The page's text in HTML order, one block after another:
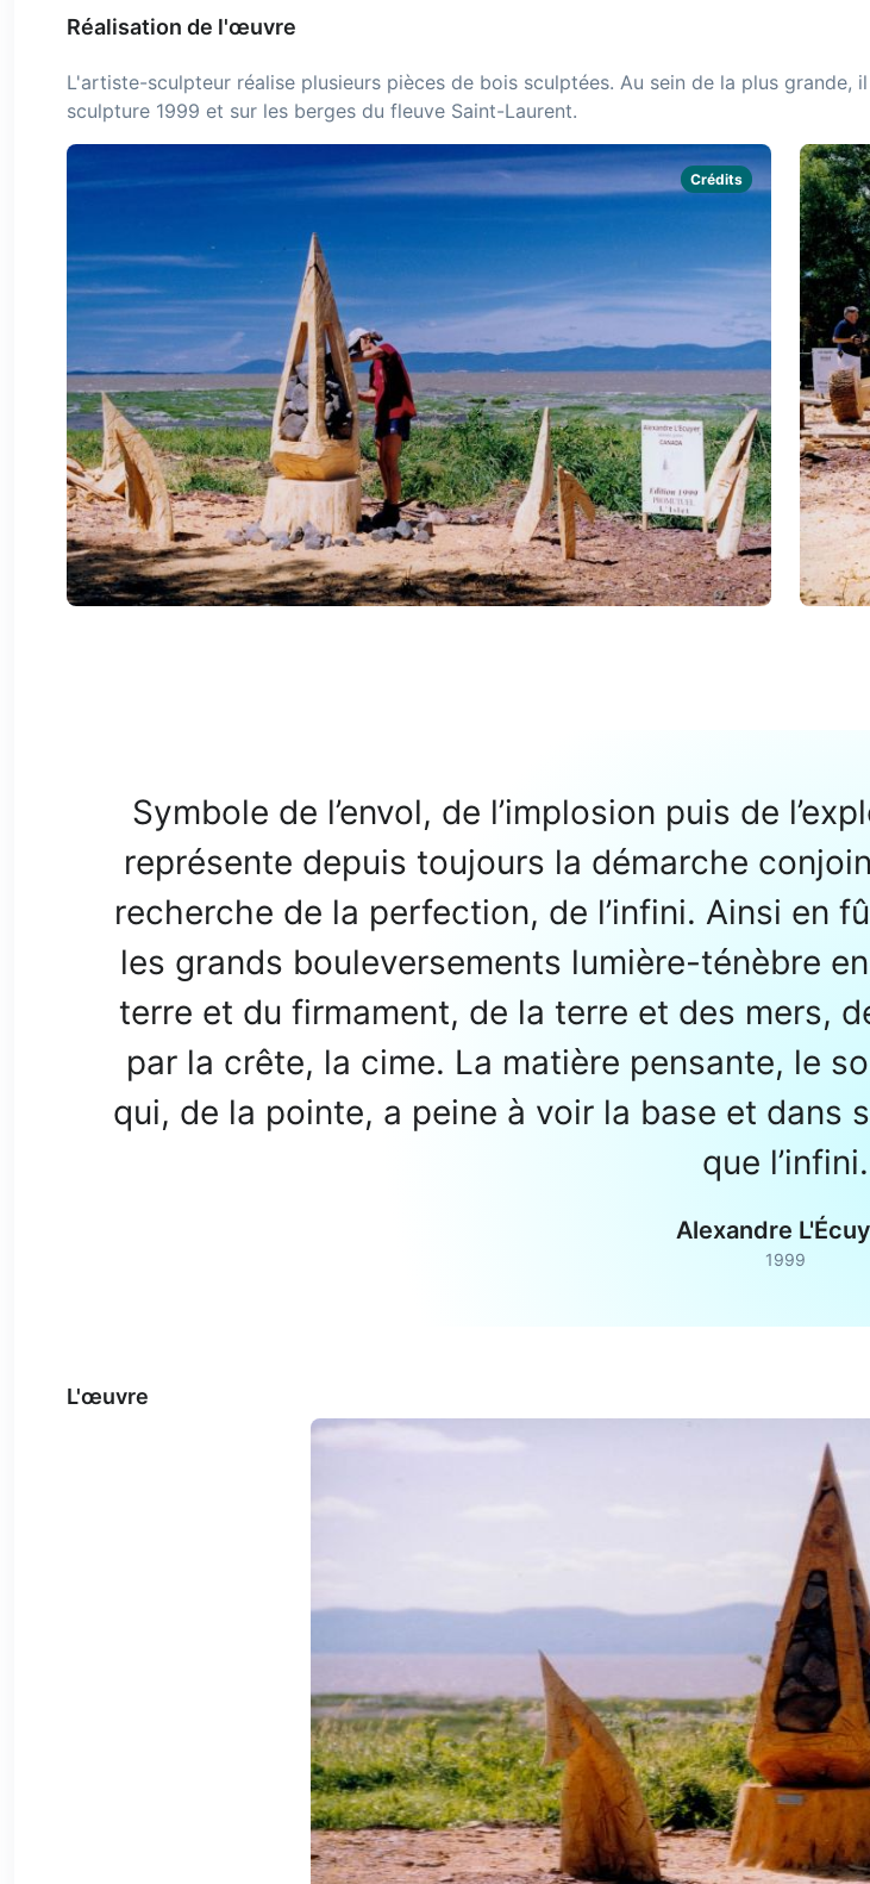
Réalisation de l'œuvre
L'artiste-sculpteur réalise plusieurs pièces de bois sculptées. Au sein de la plus
sculpture 1999 et sur les berges du fleuve Saint-Laurent.
Crédits
Symbole de l’envol, de l’implosion puis de
représente depuis toujours la démarche
recherche de la perfection, de l’infini. Ainsi en
les grands bouleversements lumière-ténèbre
terre et du firmament, de la terre et des mers,
par la crête, la cime. La matière pensante, le
qui, de la pointe, a peine à voir la base et dans
que l’infini.
Alexandre
1999
L'œuvre